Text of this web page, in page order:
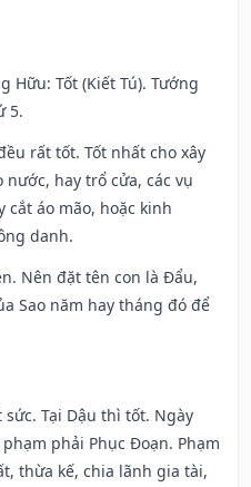
Hữu: Tốt (Kiết Tú). Tướng
5.
rất tốt. Tốt nhất cho xây
hay trổ cửa, các vụ
áo mão, hoặc kinh
danh.
Nên đặt tên con là Đẩu,
Sao năm hay tháng đó để
Tại Dậu thì tốt. Ngày
phải Phục Đoạn. Phạm
thừa kế, chia lãnh gia tài,